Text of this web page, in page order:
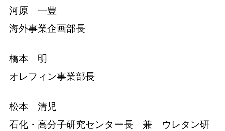
河原 一豊
海外事業企画部長
橋本 明
オレフィン事業部長
松本 清児
石化・高分子研究センター長 兼 ウレタン研